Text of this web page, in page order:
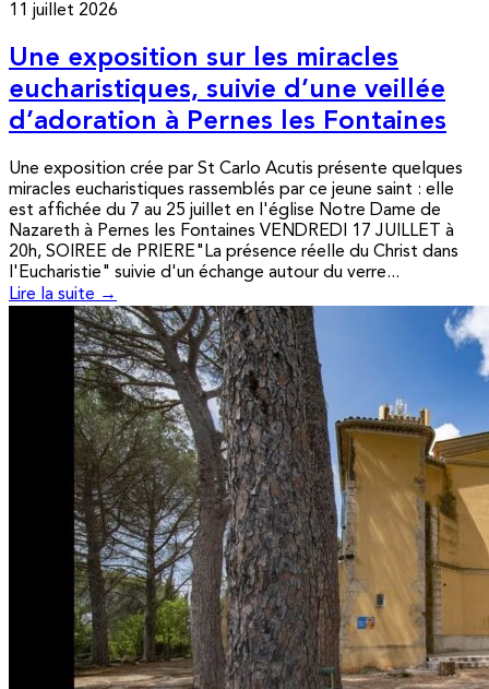
11 juillet 2026
Une exposition sur les miracles
eucharistiques, suivie d’une veillée
d’adoration à Pernes les Fontaines
Une exposition crée par St Carlo Acutis présente quelques
miracles eucharistiques rassemblés par ce jeune saint : elle
est affichée du 7 au 25 juillet en l'église Notre Dame de
Nazareth à Pernes les Fontaines VENDREDI 17 JUILLET à
20h, SOIREE de PRIERE"La présence réelle du Christ dans
l'Eucharistie" suivie d'un échange autour du verre...
Lire la suite →